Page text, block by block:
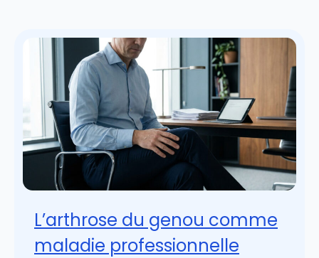
L’arthrose du genou comme
maladie professionnelle